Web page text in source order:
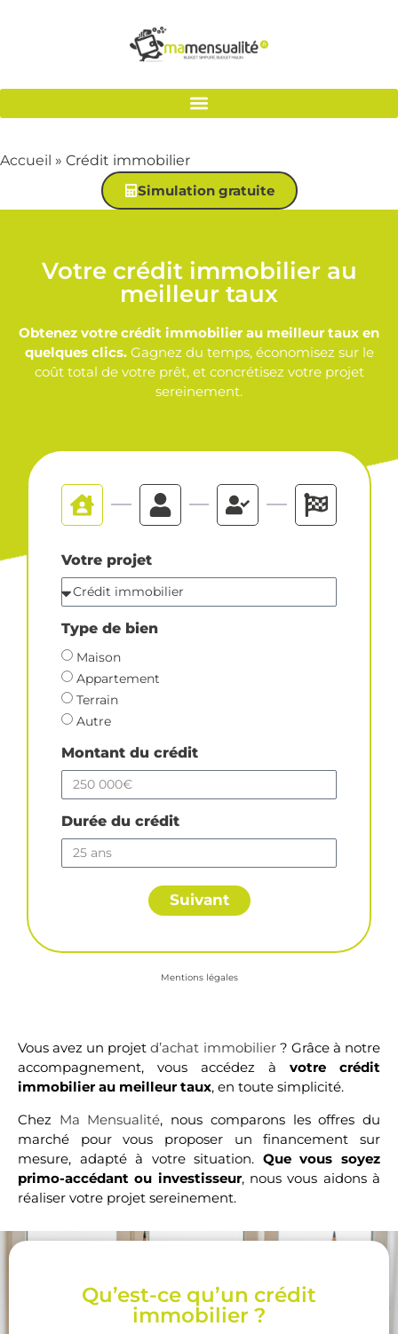
Accueil » Crédit immobilier
Simulation gratuite
Votre crédit immobilier au
meilleur taux
Obtenez votre crédit immobilier au meilleur taux en
quelques clics.Gagnez du temps, économisez sur le
coût total de votre prêt, et concrétisez votre projet
sereinement.
Votre projet
Type de bien
Maison
Appartement
Terrain
Autre
Montant du crédit
Durée du crédit
Suivant
Mentions légales
Vous avez un projetd’achat immobilier? Grâce à notre
accompagnement, vous accédez à votre crédit
immobilier au meilleur taux, en toute simplicité.
Chez Ma Mensualité, nous comparons les offres du
marché pour vous proposer un financement sur
mesure, adapté à votre situation. Que vous soyez
primo-accédant ou investisseur, nous vous aidons à
réaliser votre projet sereinement.
Qu’est-ce qu’un crédit
immobilier ?